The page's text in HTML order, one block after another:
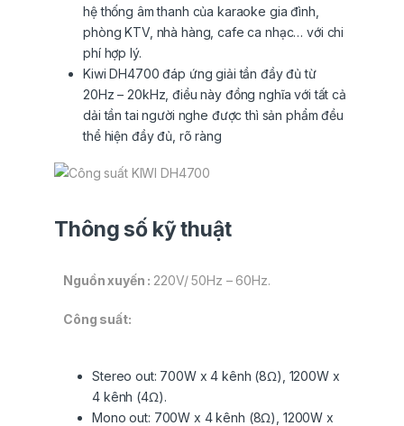
hệ thống âm thanh của karaoke gia đình,
phòng KTV, nhà hàng, cafe ca nhạc… với chi
phí hợp lý.
Kiwi DH4700 đáp ứng giải tần đầy đủ từ
20Hz – 20kHz, điều này đồng nghĩa với tất cả
dải tần tai người nghe được thì sản phẩm đều
thể hiện đầy đủ, rõ ràng
Thông số kỹ thuật
Nguồn xuyến : 220V/ 50Hz – 60Hz.
Công suất:
Stereo out: 700W x 4 kênh (8Ω), 1200W x
4 kênh (4Ω).
Mono out: 700W x 4 kênh (8Ω), 1200W x